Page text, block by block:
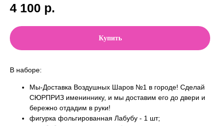
4 100 р.
Купить
В наборе:
Мы-Доставка Воздушных Шаров №1 в городе! Сделай
СЮРПРИЗ имениннику, и мы доставим его до двери и
бережно отдадим в руки!
фигурка фольгированная Лабубу - 1 шт;